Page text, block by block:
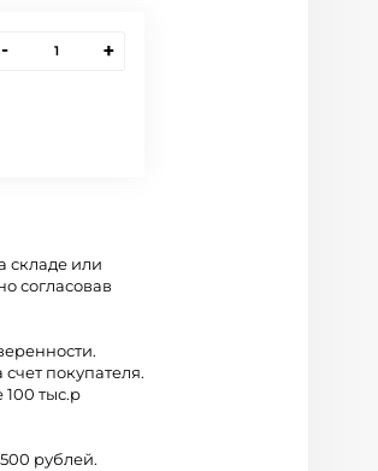
- +
складе или
согласовав
покупателя.
100 тыс.р
рублей.